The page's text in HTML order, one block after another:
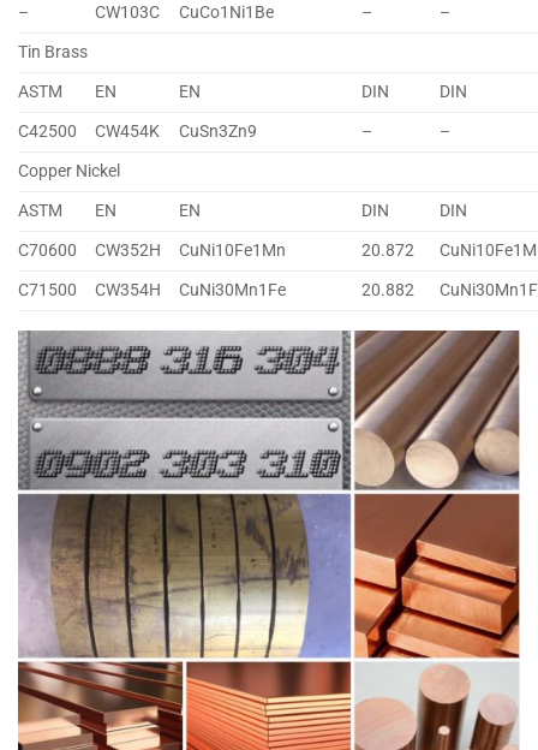
–
CW103C CuCo1Ni1Be –
–
Tin Brass
ASTM
EN EN DIN
DIN
C42500
CW454K CuSn3Zn9 –
–
Copper Nickel
ASTM
EN EN DIN
DIN
C70600
CW352H CuNi10Fe1Mn 20.872
C71500
CW354H CuNi30Mn1Fe 20.882